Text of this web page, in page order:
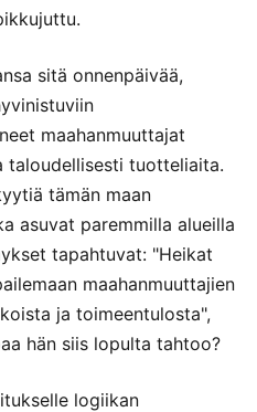
sitä onnenpäivää,
maahanmuuttajat
tuotteliaita.
tämän maan
asuvat paremmilla alueilla
tapahtuvat: "Heikat
maahanmuuttajien
ja toimeentulosta",
hän siis lopulta tahtoo?
logiikan